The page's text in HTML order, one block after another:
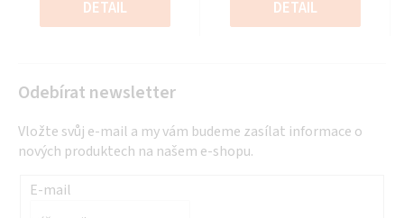
hvězdiček.
cena:
DETAIL
hvězdiček.
cena:
DETAIL
Odebírat newsletter
Vložte svůj e-mail a my vám budeme zasílat informace o
nových produktech na našem e-shopu.
E-mail